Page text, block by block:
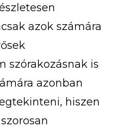
azok számára
szórakozásnak is
azonban
hiszen